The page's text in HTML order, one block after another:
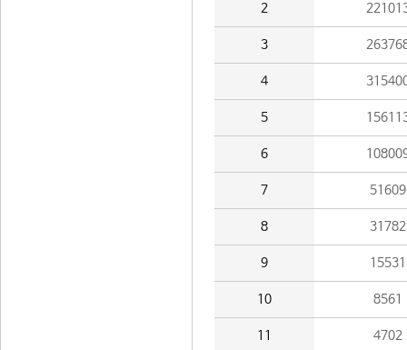
2
3
4
5
6
7 51609
8 31782
9 15531
10 8561
11 4702